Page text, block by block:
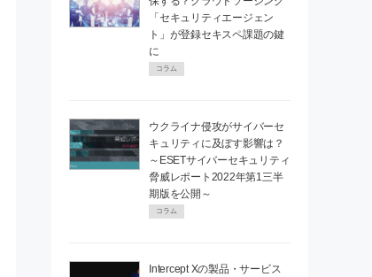
「セキュリティエージェン
ト」が登録セキスペ課題の鍵
に
コラム
ウクライナ侵攻がサイバーセ
キュリティに及ぼす影響は？
～ESETサイバーセキュリティ
脅威レポート2022年第1三半
期版を公開～
コラム
Intercept Xの製品・サービス